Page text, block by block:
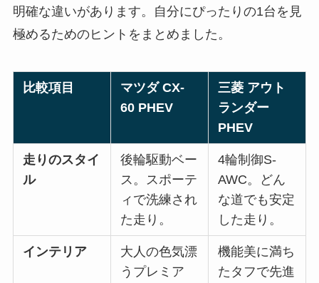
明確な違いがあります。自分にぴったりの1台を見
極めるためのヒントをまとめました。
比較項目
マツダ CX-
60 PHEV
三菱 アウト
ランダー
PHEV
走りのスタイ
ル
後輪駆動ベー
ス。スポーテ
ィで洗練され
た走り。
4輪制御S-
AWC。どん
な道でも安定
した走り。
インテリア
大人の色気漂
うプレミア
機能美に満ち
たタフで先進